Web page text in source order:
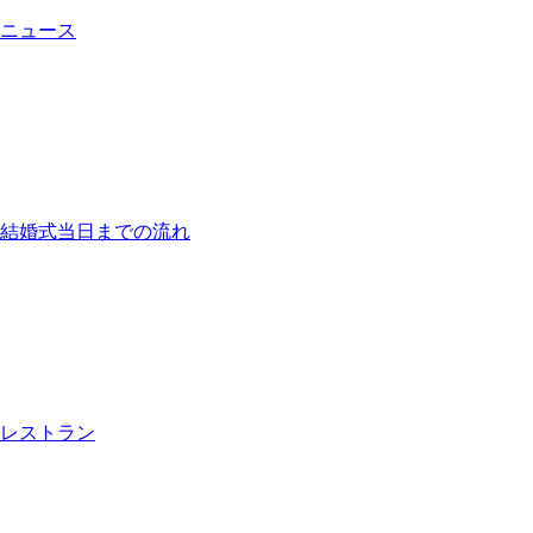
ニュース
結婚式当日までの流れ
レストラン